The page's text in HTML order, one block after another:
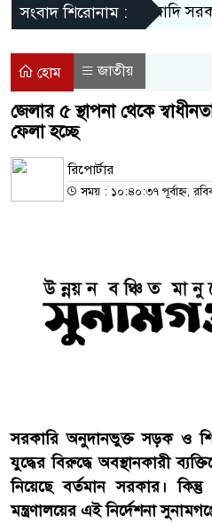
সংবাদ শিরোনাম :মোদি
হোম জাতীয়
জেলার ৫ স্থাপনা থেকে
ফেলা হচ্ছে
রিপোর্টার
সময় : ১০:৪০:৩৭ পূর্বাহ্ন,
সরকারি অনুদানভুক্ত সড়ক ও
যুদ্ধের বিরুদ্ধে অবস্থানকারী
নিয়েছে বর্তমান সরকার।
মন্ত্রণালয়ের এই নির্দেশনা